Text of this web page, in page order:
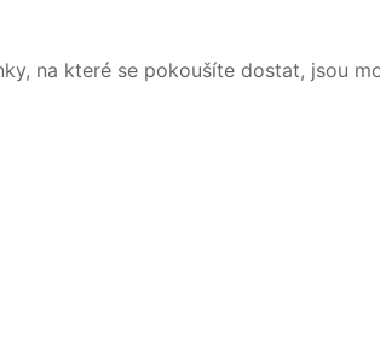
na které se pokoušíte dostat, jsou